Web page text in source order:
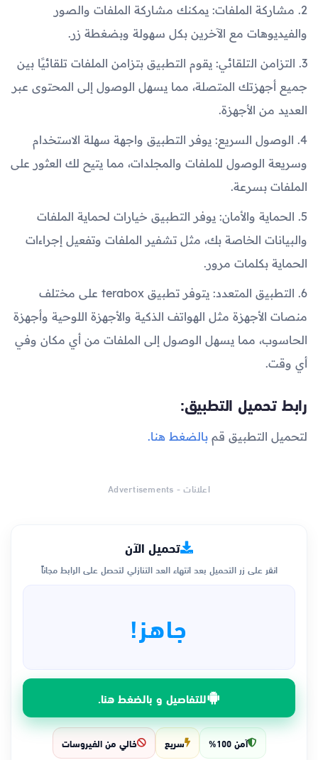
2. مشاركة الملفات: يمكنك مشاركة الملفات والصور
والفيديوهات مع الآخرين بكل سهولة وبضغطة زر.
3. التزامن التلقائي: يقوم التطبيق بتزامن الملفات تلقائيًا بين
جميع أجهزتك المتصلة، مما يسهل الوصول إلى المحتوى عبر
العديد من الأجهزة.
4. الوصول السريع: يوفر التطبيق واجهة سهلة الاستخدام
وسريعة الوصول للملفات والمجلدات، مما يتيح لك العثور على
الملفات بسرعة.
5. الحماية والأمان: يوفر التطبيق خيارات لحماية الملفات
والبيانات الخاصة بك، مثل تشفير الملفات وتفعيل إجراءات
الحماية بكلمات مرور.
6. التطبيق المتعدد: يتوفر تطبيق terabox على مختلف
منصات الأجهزة مثل الهواتف الذكية والأجهزة اللوحية وأجهزة
الحاسوب، مما يسهل الوصول إلى الملفات من أي مكان وفي
أي وقت.
رابط تحميل التطبيق:
لتحميل التطبيق قم بالضغط هنا.
اعلانات - Advertisements
تحميل الآن
انقر على زر التحميل بعد انتهاء العد التنازلي لتحصل على الرابط مجاناً
جاهز!
للتفاصيل و بالضغط هنا.
آمن 100% سريع خالي من الفيروسات